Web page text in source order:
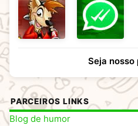
Seja nosso
PARCEIROS LINKS
Blog de humor